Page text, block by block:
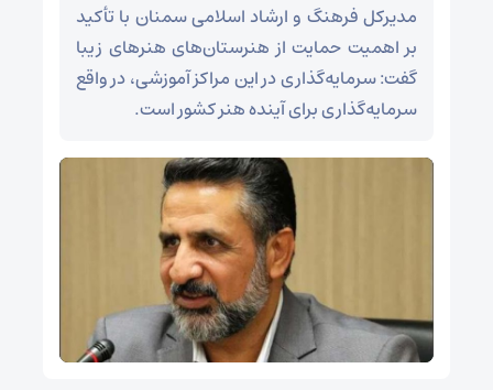
مدیرکل فرهنگ و ارشاد اسلامی سمنان با تأکید
بر اهمیت حمایت از هنرستان‌های هنرهای زیبا
گفت: سرمایه‌گذاری در این مراکز آموزشی، در واقع
سرمایه‌گذاری برای آینده هنر کشور است.